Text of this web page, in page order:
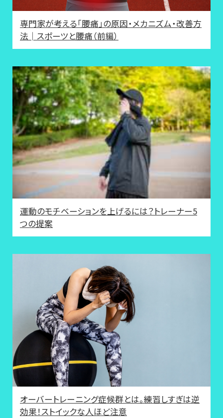
専門家が考える「腰痛」の原因・メカニズム・改善方
法│スポーツと腰痛（前編）
運動のモチベーションを上げるには？トレーナー5
つの提案
オーバートレーニング症候群とは。練習しすぎは逆
効果！ストイックな人ほど注意